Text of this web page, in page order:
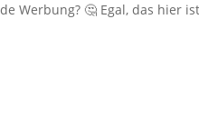
Werbung? 🤔 Egal, das hier